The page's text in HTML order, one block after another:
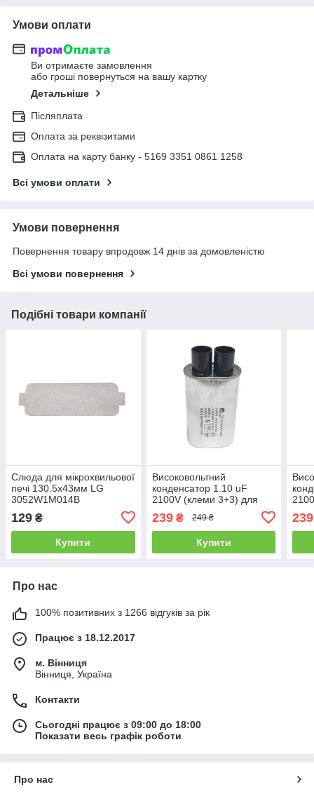
Умови оплати
Ви отримаєте замовлення
або гроші повернуться на вашу картку
Детальніше
Післяплата
Оплата за реквізитами
Оплата на карту банку - 5169 3351 0861 1258
Всі умови оплати
Умови повернення
Повернення товару впродовж 14 днів за домовленістю
Всі умови повернення
Подібні товари компанії
Слюда для мікрохвильової
печі 130.5x43мм LG
3052W1M014B
129 ₴
Купити
Високовольтний
конденсатор 1.10 uF
2100V (клеми 3+3) для
0CZZW1H004S
239₴ 249 ₴
Купити
239
Про нас
100% позитивних з 1266 відгуків за рік
Працює з 18.12.2017
м. Вінниця
Вінниця, Україна
Контакти
Сьогодні працює з 09:00 до 18:00
Показати весь графік роботи
Про нас